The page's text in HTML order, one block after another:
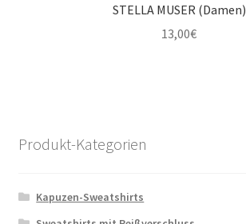
STELLA MUSER (Damen)
13,00€
Produkt-Kategorien
Kapuzen-Sweatshirts